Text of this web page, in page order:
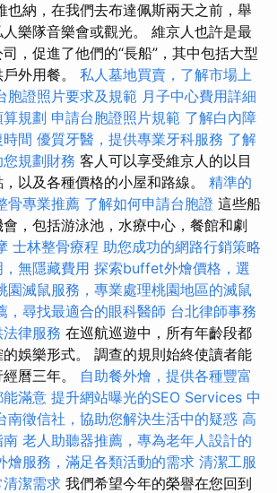
也納，在我們去布達佩斯兩天之前，舉
樂隊音樂會或觀光。 維京人也許是最
，促進了他們的“長船”，其中包括大型
外用餐。 私人墓地買賣，了解市場上
胞證照片要求及規範 月子中心費用詳細
規劃 申請台胞證照片規範 了解白內障
間 優質牙醫，提供專業牙科服務 了解
規劃財務 客人可以享受維京人的以目
以及各種價格的小屋和路線。 精準的
骨專業推薦 了解如何申請台胞證 這些船
，包括游泳池，水療中心，餐館和劇
士林整骨療程 助您成功的網路行銷策略
無隱藏費用 探索buffet外燴價格，選
園滅鼠服務，專業處理桃園地區的滅鼠
，尋找最適合的眼科醫師 台北律師事務
律服務 在巡航巡遊中，所有年齡段都
娛樂形式。 調查的規則始終使讀者能
曆三年。 自助餐外燴，提供各種豐富
滿意 提升網站曝光的SEO Services 中
南徵信社，協助您解決生活中的疑惑 高
南 老人助聽器推薦，專為老年人設計的
燴服務，滿足各類活動的需求 清潔工服
潔需求 我們希望今年的榮譽在您回到